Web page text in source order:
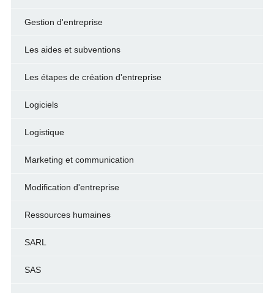
Gestion d'entreprise
Les aides et subventions
Les étapes de création d'entreprise
Logiciels
Logistique
Marketing et communication
Modification d'entreprise
Ressources humaines
SARL
SAS